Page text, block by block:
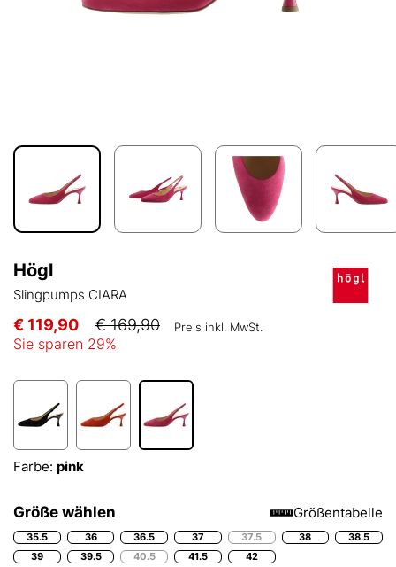
Högl
Slingpumps CIARA
€ 119,90 € 169,90 Preis inkl. MwSt.
Sie sparen 29%
Farbe: pink
Größe wählen Größentabelle
35.5 36 36.5 37 37.5 38
38.5
39
39.5 40.5 41.5 42